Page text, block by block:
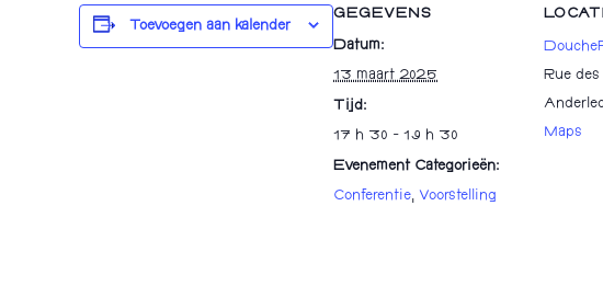
Toevoegen aan kalender
GEGEVENS
Datum:
13 maart 2025
Tijd:
17 h 30 - 19 h 30
Evenement Categorieën:
Conferentie, Voorstelling
Rue
Maps